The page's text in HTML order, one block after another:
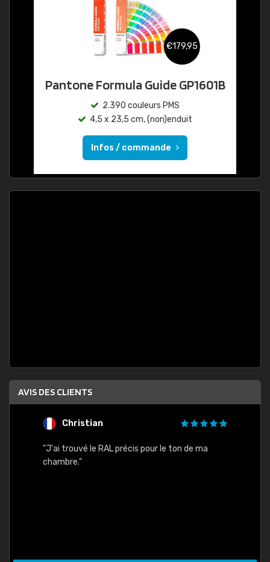
€179,95
Pantone Formula Guide GP1601B
2.390 couleurs PMS
4,5 x 23,5 cm, (non)enduit
Infos / commande
AVIS DES CLIENTS
Christian
"J'ai trouvé le RAL précis pour le ton de ma
chambre."